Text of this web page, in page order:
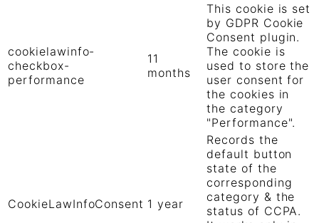
cookielawinfo-
checkbox-
performance
11
months
This cookie is set
by GDPR Cookie
Consent plugin.
The cookie is
used to store the
user consent for
the cookies in
the category
"Performance".
CookieLawInfoConsent 1 year
Records the
default button
state of the
corresponding
category & the
status of CCPA.